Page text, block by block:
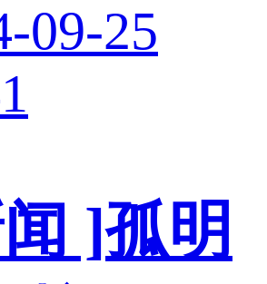
09-25
]孤明